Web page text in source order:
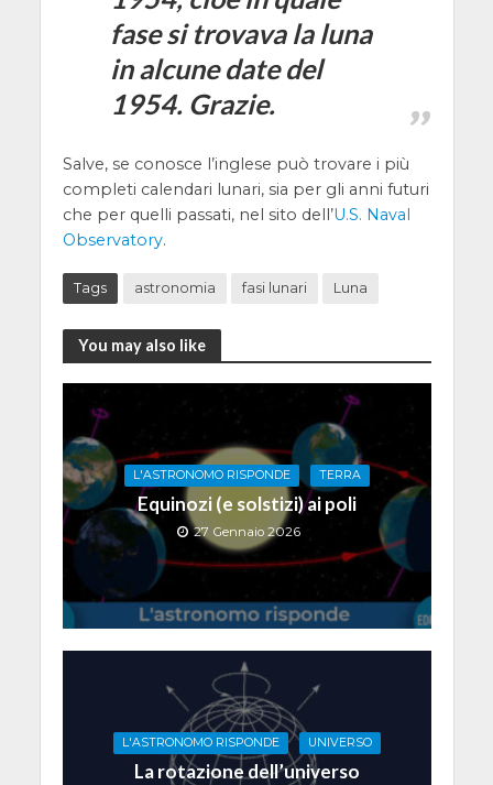
fase si trovava la luna
in alcune date del
1954. Grazie.
Salve, se conosce l’inglese può trovare i più
completi calendari lunari, sia per gli anni futuri
che per quelli passati, nel sito dell’U.S. Naval
Observatory.
Tags astronomia fasi lunari Luna
You may also like
L'ASTRONOMO RISPONDE TERRA
Equinozi (e solstizi) ai poli
27 Gennaio 2026
L'ASTRONOMO RISPONDE UNIVERSO
La rotazione dell’universo